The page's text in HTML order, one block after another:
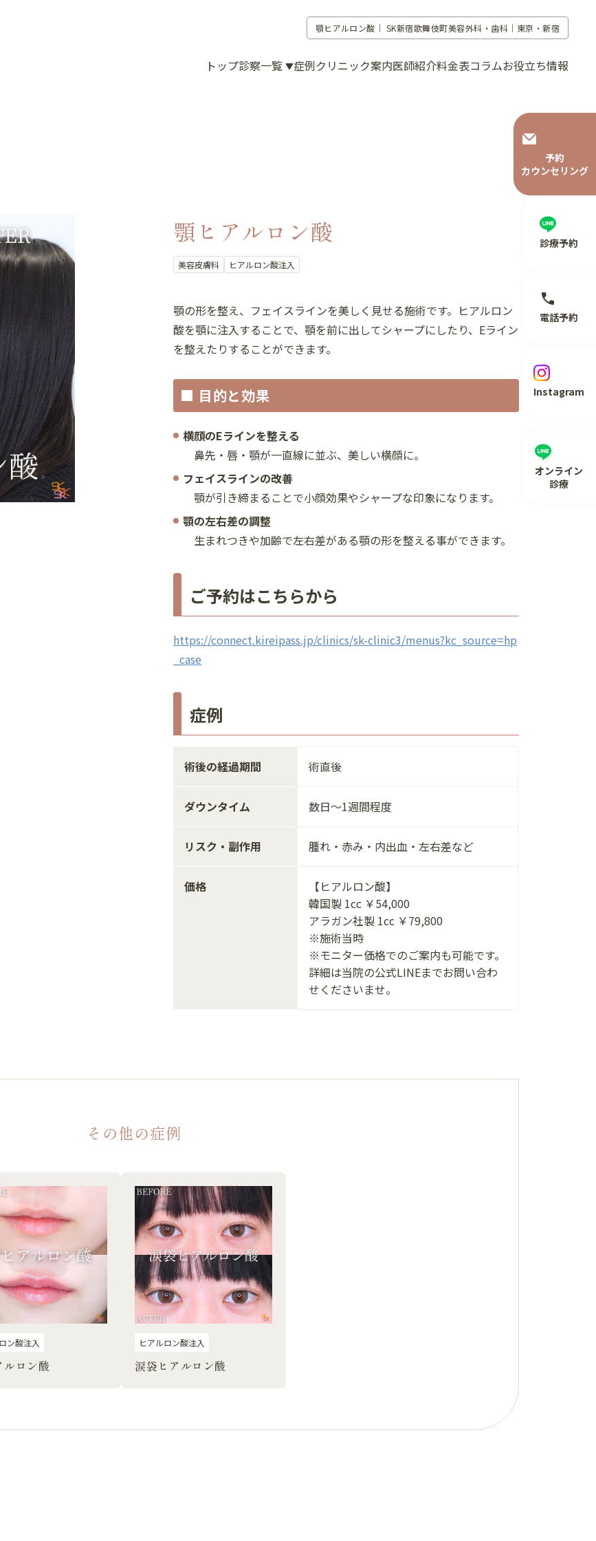
顎ヒアルロン酸｜ SK新宿歌舞伎町美容外科・歯科｜東京・新宿
トップ診察一覧 症例クリニック案内医師紹介料金表コラムお役立ち情報
Instagram
電話予約
診療予約
予約
カウンセリング
オンライン
診療
顎ヒアルロン酸
美容皮膚科 ヒアルロン酸注入
顎の形を整え、フェイスラインを美しく見せる施術です。ヒアルロン
酸を顎に注入することで、顎を前に出してシャープにしたり、Eライン
を整えたりすることができます。
■ 目的と効果
横顔のEラインを整える
鼻先・唇・顎が一直線に並ぶ、美しい横顔に。
フェイスラインの改善
顎が引き締まることで小顔効果やシャープな印象になります。
顎の左右差の調整
生まれつきや加齢で左右差がある顎の形を整える事ができます。
ご予約はこちらから
https://connect.kireipass.jp/clinics/sk-clinic3/menus?kc_source=hp
_case
症例
術後の経過期間 術直後
ダウンタイム 数日～1週間程度
リスク・副作用 腫れ・赤み・内出血・左右差など
価格
【ヒアルロン酸】
韓国製 1cc ￥54,000
アラガン社製 1cc ￥79,800
※施術当時
※モニター価格でのご案内も可能です。
詳細は当院の公式LINEまでお問い合わ
せくださいませ。
その他の症例
ン酸注入
ルロン酸
ヒアルロン酸注入
涙袋ヒアルロン酸